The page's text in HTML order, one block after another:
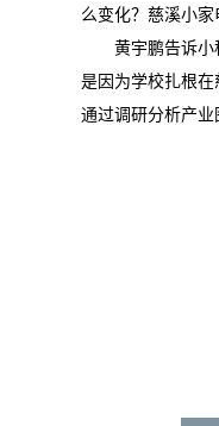
么变化？慈溪小
黄宇鹏告诉
是因为学校扎根
通过调研分析产